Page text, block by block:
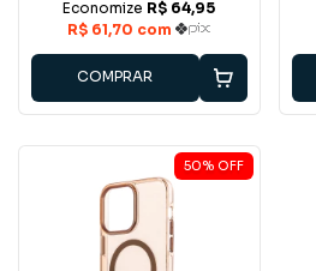
COMPRAR
50% OFF